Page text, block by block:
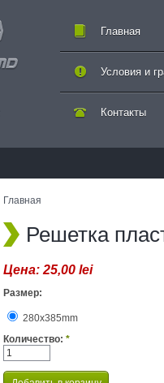
Главная
Контакты
Условия и
Главная
Решетка
Цена: 25,00 lei
Размер:
280x385mm
Количество: *